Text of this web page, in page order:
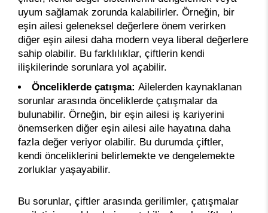
uyum sağlamak zorunda kalabilirler. Örneğin, bir
eşin ailesi geleneksel değerlere önem verirken
diğer eşin ailesi daha modern veya liberal değerlere
sahip olabilir. Bu farklılıklar, çiftlerin kendi
ilişkilerinde sorunlara yol açabilir.
Önceliklerde çatışma: Ailelerden kaynaklanan
sorunlar arasında önceliklerde çatışmalar da
bulunabilir. Örneğin, bir eşin ailesi iş kariyerini
önemserken diğer eşin ailesi aile hayatına daha
fazla değer veriyor olabilir. Bu durumda çiftler,
kendi önceliklerini belirlemekte ve dengelemekte
zorluklar yaşayabilir.
Bu sorunlar, çiftler arasında gerilimler, çatışmalar